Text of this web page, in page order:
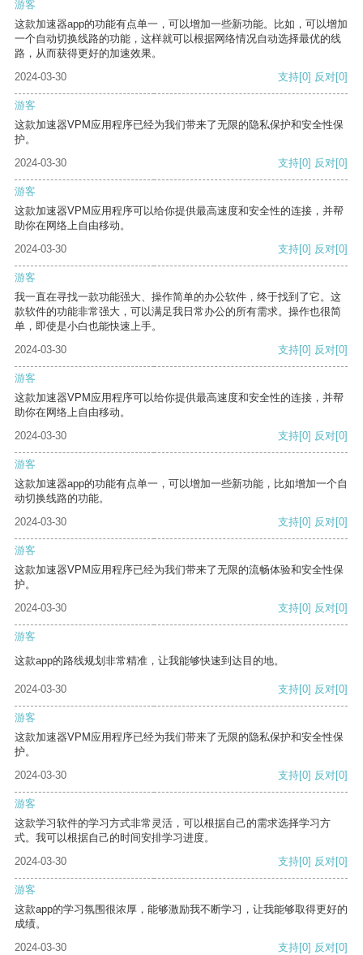
游客
这款加速器app的功能有点单一，可以增加一些新功能。比如，可以增加
一个自动切换线路的功能，这样就可以根据网络情况自动选择最优的线
路，从而获得更好的加速效果。
2024-03-30
支持[0] 反对[0]
游客
这款加速器VPM应用程序已经为我们带来了无限的隐私保护和安全性保
护。
2024-03-30
支持[0] 反对[0]
游客
这款加速器VPM应用程序可以给你提供最高速度和安全性的连接，并帮
助你在网络上自由移动。
2024-03-30
支持[0] 反对[0]
游客
我一直在寻找一款功能强大、操作简单的办公软件，终于找到了它。这
款软件的功能非常强大，可以满足我日常办公的所有需求。操作也很简
单，即使是小白也能快速上手。
2024-03-30
支持[0] 反对[0]
游客
这款加速器VPM应用程序可以给你提供最高速度和安全性的连接，并帮
助你在网络上自由移动。
2024-03-30
支持[0] 反对[0]
游客
这款加速器app的功能有点单一，可以增加一些新功能，比如增加一个自
动切换线路的功能。
2024-03-30
支持[0] 反对[0]
游客
这款加速器VPM应用程序已经为我们带来了无限的流畅体验和安全性保
护。
2024-03-30
支持[0] 反对[0]
游客
这款app的路线规划非常精准，让我能够快速到达目的地。
2024-03-30 支持[0] 反对[0]
游客
这款加速器VPM应用程序已经为我们带来了无限的隐私保护和安全性保
护。
2024-03-30
支持[0] 反对[0]
游客
这款学习软件的学习方式非常灵活，可以根据自己的需求选择学习方
式。我可以根据自己的时间安排学习进度。
2024-03-30
支持[0] 反对[0]
游客
这款app的学习氛围很浓厚，能够激励我不断学习，让我能够取得更好的
成绩。
2024-03-30
支持[0] 反对[0]